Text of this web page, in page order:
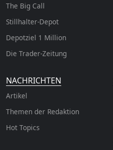
The Big Call
Stillhalter-Depot
Depotziel 1 Million
Die Trader-Zeitung
NACHRICHTEN
Artikel
Themen der Redaktion
Hot Topics